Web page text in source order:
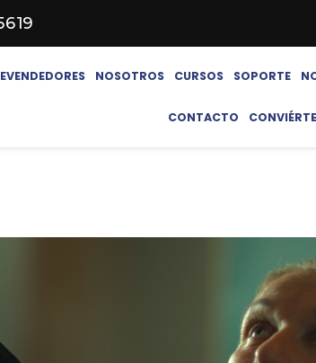
NOSOTROS CURSOS SOPORTE
CONTACTO